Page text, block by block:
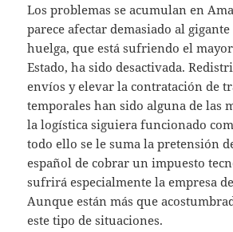
Los problemas se acumulan en
parece afectar demasiado al
huelga, que está sufriendo el
Estado, ha sido desactivada.
envíos y elevar la contratación de
temporales han sido alguna de las
la logística siguiera funcionado
todo ello se le suma la pretensión
español de cobrar un impuesto
sufrirá especialmente la empresa
Aunque están más que
este tipo de situaciones.